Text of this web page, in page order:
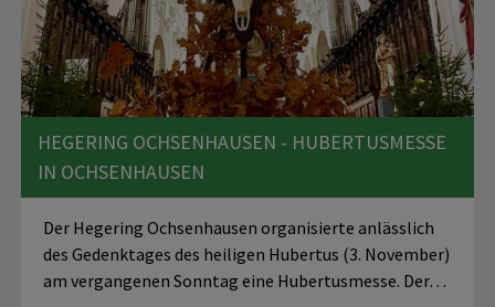
HEGERING OCHSENHAUSEN - HUBERTUSMESSE
IN OCHSENHAUSEN
Der Hegering Ochsenhausen organisierte anlässlich
des Gedenktages des heiligen Hubertus (3. November)
am vergangenen Sonntag eine Hubertusmesse. Der…